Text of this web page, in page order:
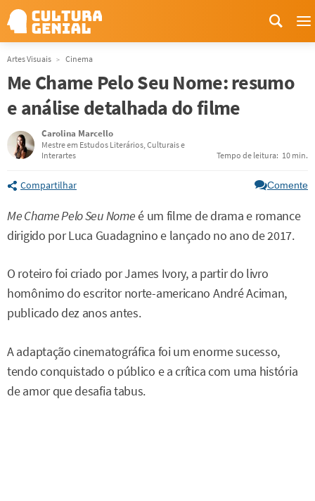
Artes Visuais Cinema
Me Chame Pelo Seu Nome: resumo
e análise detalhada do filme
Carolina Marcello
Mestre em Estudos Literários, Culturais e
Interartes
Tempo de leitura: 10 min.
Compartilhar Comente
Me Chame Pelo Seu Nomeé um filme de drama e romance
dirigido por Luca Guadagnino e lançado no ano de 2017.
O roteiro foi criado por James Ivory, a partir do livro
homônimo do escritor norte-americano André Aciman,
publicado dez anos antes.
A adaptação cinematográfica foi um enorme sucesso,
tendo conquistado o público e a crítica com uma história
de amor que desafia tabus.